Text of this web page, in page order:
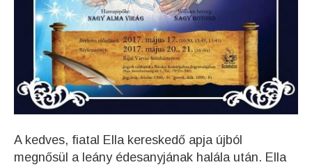
A kedves, fiatal Ella kereskedő apja újból
megnősül a leány édesanyjának halála után. Ella